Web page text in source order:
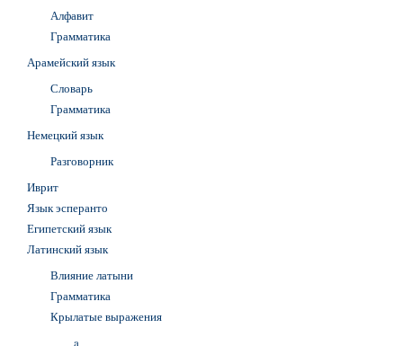
Алфавит
Грамматика
Арамейский язык
Словарь
Грамматика
Немецкий язык
Разговорник
Иврит
Язык эсперанто
Египетский язык
Латинский язык
Влияние латыни
Грамматика
Крылатые выражения
a